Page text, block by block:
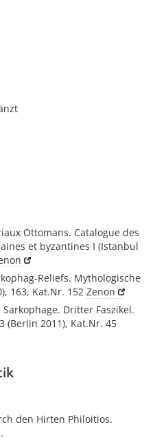
Ottomans. Catalogue des
et byzantines I (Istanbul
Reliefs. Mythologische
163, Kat.Nr. 152 Zenon
Sarkophage. Dritter Faszikel.
(Berlin 2011), Kat.Nr. 45
den Hirten Philoitios.